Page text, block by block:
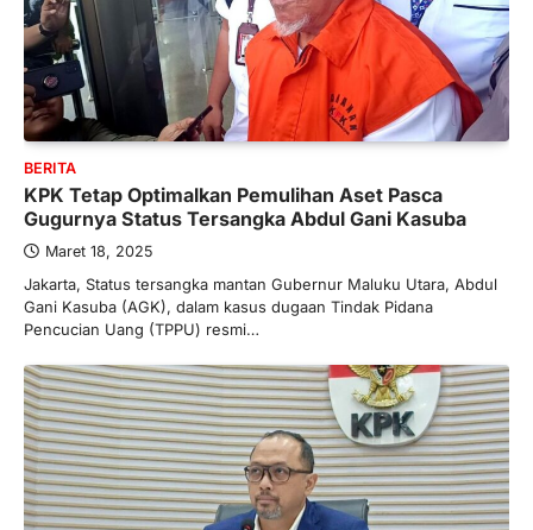
BERITA
KPK Tetap Optimalkan Pemulihan Aset Pasca
Gugurnya Status Tersangka Abdul Gani Kasuba
Maret 18, 2025
Jakarta, Status tersangka mantan Gubernur Maluku Utara, Abdul
Gani Kasuba (AGK), dalam kasus dugaan Tindak Pidana
Pencucian Uang (TPPU) resmi…